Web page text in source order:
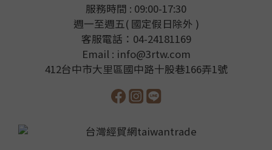
服務時間 : 09:00-17:30
週一至週五( 國定假日除外 )
客服電話：04-24181169
Email : info@3rtw.com
412台中市大里區國中路十股巷166弄1號